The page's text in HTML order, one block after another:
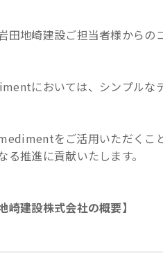
田地崎建設ご担当者様からの
においては、シンプルな
をご活用いただくこ
る推進に貢献いたします。
崎建設株式会社の概要】